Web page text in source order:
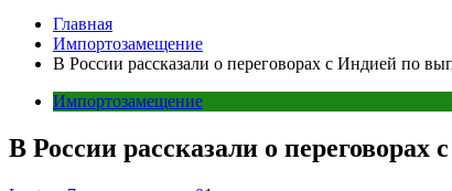
Главная
Импортозамещение
В России рассказали о переговорах с Индией по
Импортозамещение
В России рассказали о